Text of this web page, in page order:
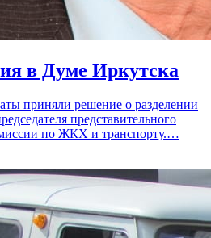
в Думе Иркутска
приняли решение о разделении
представительного
по ЖКХ и транспорту.…